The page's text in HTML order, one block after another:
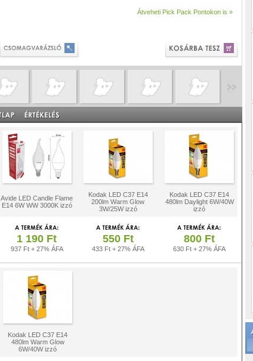
Átveheti Pick Pack Pontokon is »
Avide LED Candle Flame
E14 6W WW 3000K izzó
Kodak LED C37 E14
200lm Warm Glow
3W/25W izzó
Kodak LED C37 E14
480lm Daylight 6W/40W
izzó
1 190 Ft
937 Ft + 27% ÁFA
550 Ft
433 Ft + 27% ÁFA
800 Ft
630 Ft + 27% ÁFA
Kodak LED C37 E14
480lm Warm Glow
6W/40W izzó